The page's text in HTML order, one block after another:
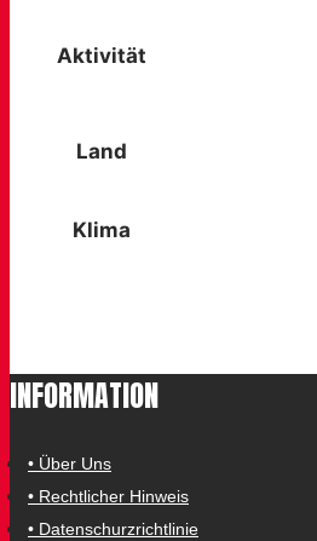
Aktivität
Land
Klima
INFORMATION
• Über Uns
• Rechtlicher Hinweis
• Datenschurzrichtlinie